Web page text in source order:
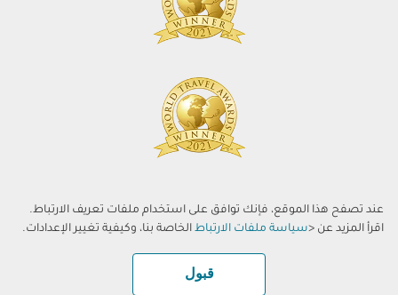
عند تصفح هذا الموقع، فإنك توافق على استخدام ملفات تعريف الارتباط.
اقرأ المزيد عن <سياسة ملفات الارتباط الخاصة بنا، وكيفية تغيير الإعدادات.
قبول